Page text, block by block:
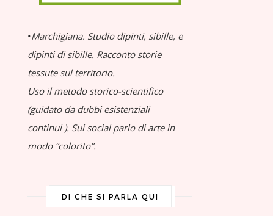
•Marchigiana. Studio dipinti, sibille, e
dipinti di sibille. Racconto storie
tessute sul territorio.
Uso il metodo storico-scientifico
(guidato da dubbi esistenziali
continui ). Sui social parlo di arte in
modo “colorito”.
DI CHE SI PARLA QUI